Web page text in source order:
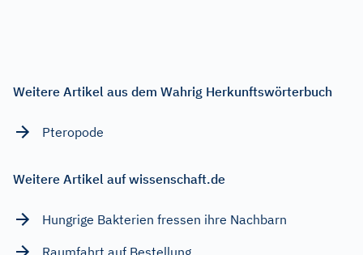
Weitere Artikel aus dem Wahrig Herkunftswörterbuch
Pteropode
Weitere Artikel auf wissenschaft.de
Hungrige Bakterien fressen ihre Nachbarn
Raumfahrt auf Bestellung